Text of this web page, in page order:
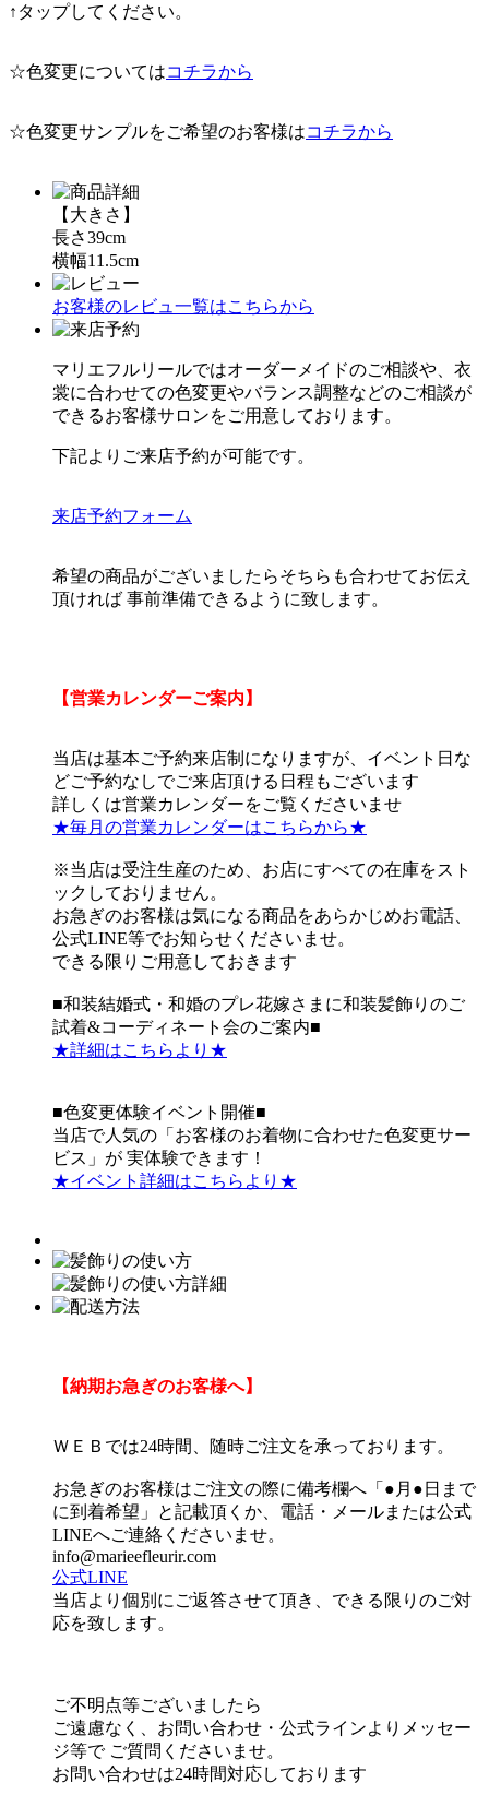
↑タップしてください。
☆色変更についてはコチラから
☆色変更サンプルをご希望のお客様はコチラから
【大きさ】
長さ39cm
横幅11.5cm
お客様のレビュ一覧はこちらから
マリエフルリールではオーダーメイドのご相談や、衣
裳に合わせての色変更やバランス調整などのご相談が
できるお客様サロンをご用意しております。
下記よりご来店予約が可能です。
来店予約フォーム
希望の商品がございましたらそちらも合わせてお伝え
頂ければ 事前準備できるように致します。
【営業カレンダーご案内】
当店は基本ご予約来店制になりますが、イベント日な
どご予約なしでご来店頂ける日程もございます
詳しくは営業カレンダーをご覧くださいませ
★毎月の営業カレンダーはこちらから★
※当店は受注生産のため、お店にすべての在庫をスト
ックしておりません。
お急ぎのお客様は気になる商品をあらかじめお電話、
公式LINE等でお知らせくださいませ。
できる限りご用意しておきます
■和装結婚式・和婚のプレ花嫁さまに和装髪飾りのご
試着&コーディネート会のご案内■
★詳細はこちらより★
■色変更体験イベント開催■
当店で人気の「お客様のお着物に合わせた色変更サー
ビス」が 実体験できます！
★イベント詳細はこちらより★
【納期お急ぎのお客様へ】
ＷＥＢでは24時間、随時ご注文を承っております。
お急ぎのお客様はご注文の際に備考欄へ「●月●日まで
に到着希望」と記載頂くか、電話・メールまたは公式
LINEへご連絡くださいませ。
info@marieefleurir.com
公式LINE
当店より個別にご返答させて頂き、できる限りのご対
応を致します。
ご不明点等ございましたら
ご遠慮なく、お問い合わせ・公式ラインよりメッセー
ジ等で ご質問くださいませ。
お問い合わせは24時間対応しております